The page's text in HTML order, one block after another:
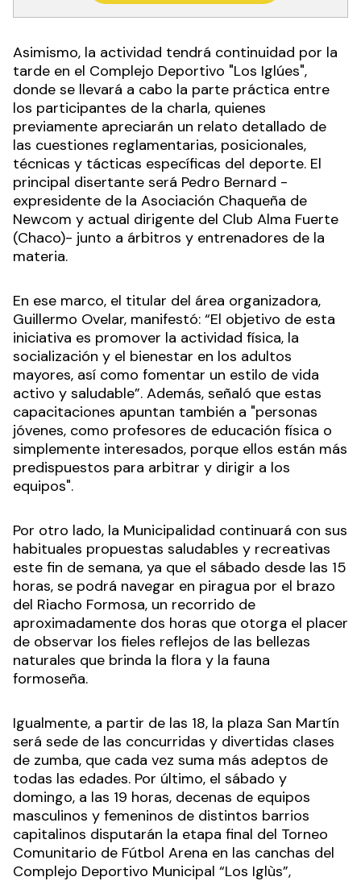
Asimismo, la actividad tendrá continuidad por la
tarde en el Complejo Deportivo "Los Iglúes",
donde se llevará a cabo la parte práctica entre
los participantes de la charla, quienes
previamente apreciarán un relato detallado de
las cuestiones reglamentarias, posicionales,
técnicas y tácticas específicas del deporte. El
principal disertante será Pedro Bernard -
expresidente de la Asociación Chaqueña de
Newcom y actual dirigente del Club Alma Fuerte
(Chaco)- junto a árbitros y entrenadores de la
materia.
En ese marco, el titular del área organizadora,
Guillermo Ovelar, manifestó: “El objetivo de esta
iniciativa es promover la actividad física, la
socialización y el bienestar en los adultos
mayores, así como fomentar un estilo de vida
activo y saludable”. Además, señaló que estas
capacitaciones apuntan también a "personas
jóvenes, como profesores de educación física o
simplemente interesados, porque ellos están más
predispuestos para arbitrar y dirigir a los
equipos".
Por otro lado, la Municipalidad continuará con sus
habituales propuestas saludables y recreativas
este fin de semana, ya que el sábado desde las 15
horas, se podrá navegar en piragua por el brazo
del Riacho Formosa, un recorrido de
aproximadamente dos horas que otorga el placer
de observar los fieles reflejos de las bellezas
naturales que brinda la flora y la fauna
formoseña.
Igualmente, a partir de las 18, la plaza San Martín
será sede de las concurridas y divertidas clases
de zumba, que cada vez suma más adeptos de
todas las edades. Por último, el sábado y
domingo, a las 19 horas, decenas de equipos
masculinos y femeninos de distintos barrios
capitalinos disputarán la etapa final del Torneo
Comunitario de Fútbol Arena en las canchas del
Complejo Deportivo Municipal “Los Iglùs”,